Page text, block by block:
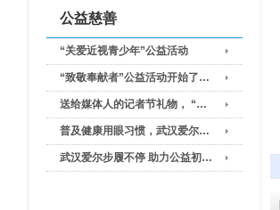
公益慈善
“关爱近视青少年”公益活动
“致敬奉献者”公益活动开始了…
送给媒体人的记者节礼物， “…
普及健康用眼习惯，武汉爱尔…
武汉爱尔步履不停 助力公益初…